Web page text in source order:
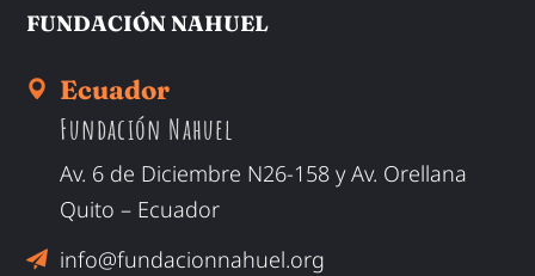
FUNDACIÓN NAHUEL
Ecuador
Fundación Nahuel
Av. 6 de Diciembre N26-158 y Av. Orellana
Quito – Ecuador
info@fundacionnahuel.org